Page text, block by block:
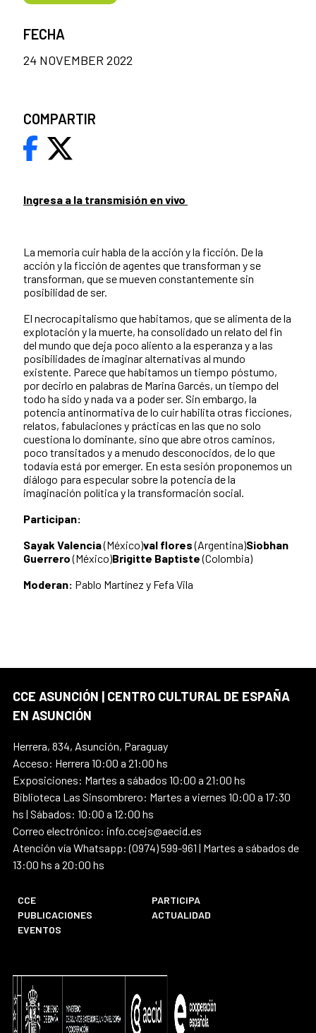
Ingresa a la transmisión en vivo
La memoria cuir habla de la acción y la ficción. De la
acción y la ficción de agentes que transforman y se
transforman, que se mueven constantemente sin
posibilidad de ser.
El necrocapitalismo que habitamos, que se alimenta de la
explotación y la muerte, ha consolidado un relato del fin
del mundo que deja poco aliento a la esperanza y a las
posibilidades de imaginar alternativas al mundo
existente. Parece que habitamos un tiempo póstumo,
por decirlo en palabras de Marina Garcés, un tiempo del
todo ha sido y nada va a poder ser. Sin embargo, la
potencia antinormativa de lo cuir habilita otras ficciones,
relatos, fabulaciones y prácticas en las que no solo
cuestiona lo dominante, sino que abre otros caminos,
poco transitados y a menudo desconocidos, de lo que
todavía está por emerger. En esta sesión proponemos un
diálogo para especular sobre la potencia de la
imaginación política y la transformación social.
Participan:
Sayak Valencia(México)val flores(Argentina)Siobhan
Guerrero(México)Brigitte Baptiste(Colombia)
Moderan: Pablo Martínez y Fefa Vila
FECHA
24 NOVEMBER 2022
COMPARTIR
CCE ASUNCIÓN | CENTRO CULTURAL DE ESPAÑA
EN ASUNCIÓN
Herrera, 834, Asunción, Paraguay
Acceso: Herrera 10:00 a 21:00 hs
Exposiciones: Martes a sábados 10:00 a 21:00 hs
Biblioteca Las Sinsombrero: Martes a viernes 10:00 a 17:30
hs | Sábados: 10:00 a 12:00 hs
Correo electrónico: info.ccejs@aecid.es
Atención vía Whatsapp: (0974) 599-961 | Martes a sábados de
13:00 hs a 20:00 hs
CCE
PARTICIPA
PUBLICACIONES
ACTUALIDAD
EVENTOS